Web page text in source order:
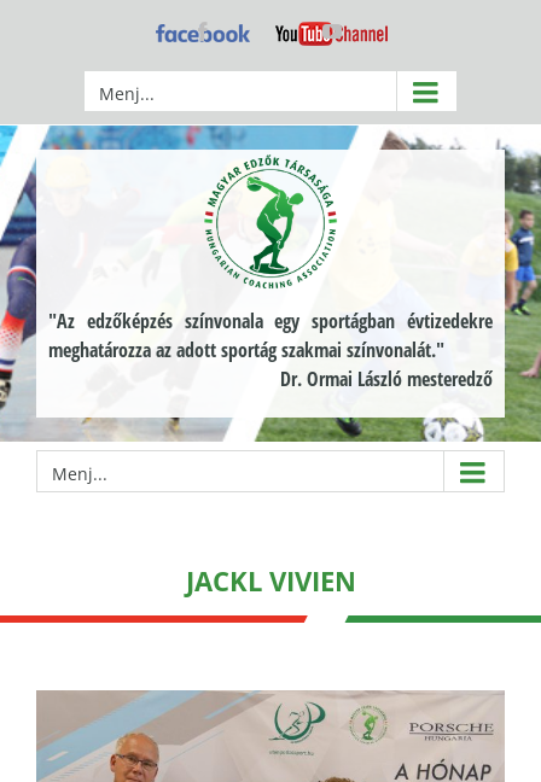
Facebook YouTube
Menj...
"Az edzőképzés színvonala egy sportágban évtizedekre
meghatározza az adott sportág szakmai színvonalát."
Dr. Ormai László mesteredző
Menj...
JACKL VIVIEN